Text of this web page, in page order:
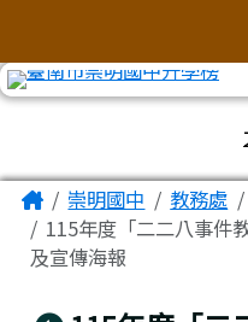
主內容區域
Home崇明國中 教務處
115年度「二二八事件
及宣傳海報
頁尾區域